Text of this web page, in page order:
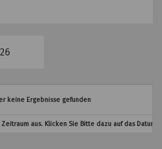
keine Ergebnisse gefunden
aus. Klicken Sie Bitte dazu auf das